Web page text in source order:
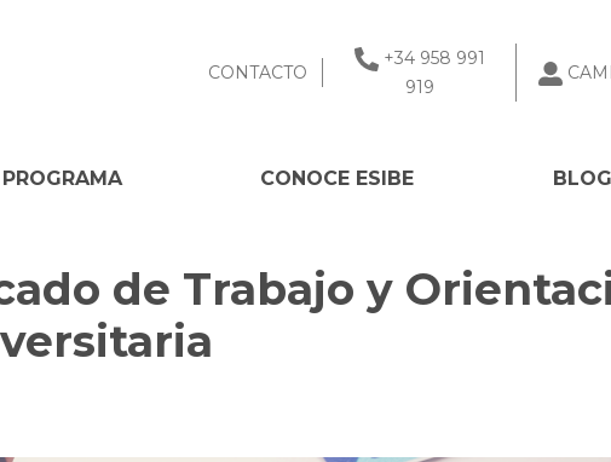
CONTACTO
+34 958 991
919
CONOCE ESIBE BLOG
de Trabajo y